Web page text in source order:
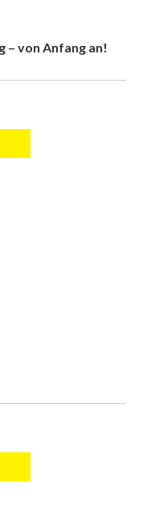
von Anfang an!